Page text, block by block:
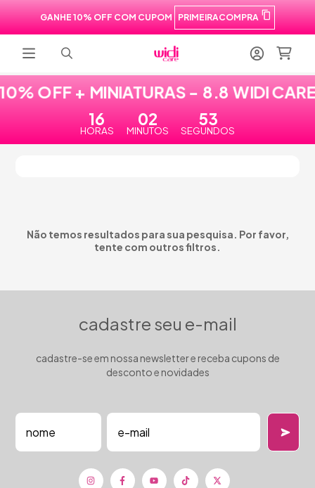
GANHE 10% OFF COM CUPOM PRIMEIRACOMPRA
OFF + MINIATURAS - 8.8 WIDI
16
HORAS
02
MINUTOS
53
SEGUNDOS
Não temos resultados para sua pesquisa. Por favor,
tente com outros filtros.
cadastre seu e-mail
cadastre-se em nossa newsletter e receba cupons de
desconto e novidades